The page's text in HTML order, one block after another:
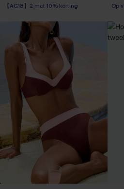
High Waist
Op